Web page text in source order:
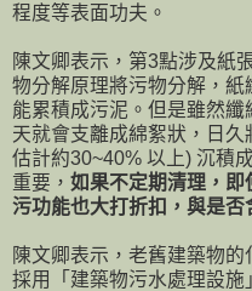
程度等表面功夫。
陳文卿表示，第3點涉及紙
物分解原理將污物分解，
能累積成污泥。但是雖然
天就會支離成綿絮狀，日
估計約30~40% 以上) 沉積
重要， 如果不定期清理，即
污功能也大打折扣，與是否
陳文卿表示，老舊建築物
採用「建築物污水處理設